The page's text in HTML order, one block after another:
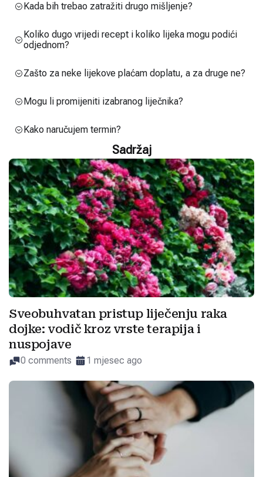
Kada bih trebao zatražiti drugo mišljenje?
Koliko dugo vrijedi recept i koliko lijeka mogu podići
odjednom?
Zašto za neke lijekove plaćam doplatu, a za druge ne?
Mogu li promijeniti izabranog liječnika?
Kako naručujem termin?
Sadržaj
Sveobuhvatan pristup liječenju raka
dojke: vodič kroz vrste terapija i
nuspojave
0 comments 1 mjesec ago